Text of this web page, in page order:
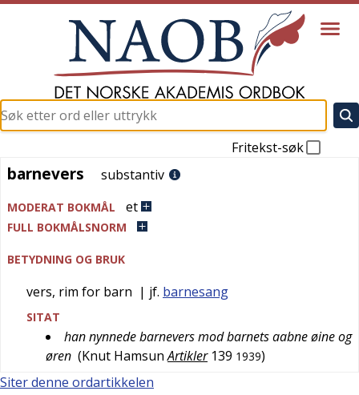
Fritekst-søk
barnevers
barnevers substantiv
MODERAT BOKMÅL et
FULL BOKMÅLSNORM
BETYDNING OG BRUK
vers, rim for barn | jf. barnesang
SITAT
han nynnede barnevers mod barnets aabne øine og
øren (Knut Hamsun Artikler 139 1939)
Siter denne ordartikkelen